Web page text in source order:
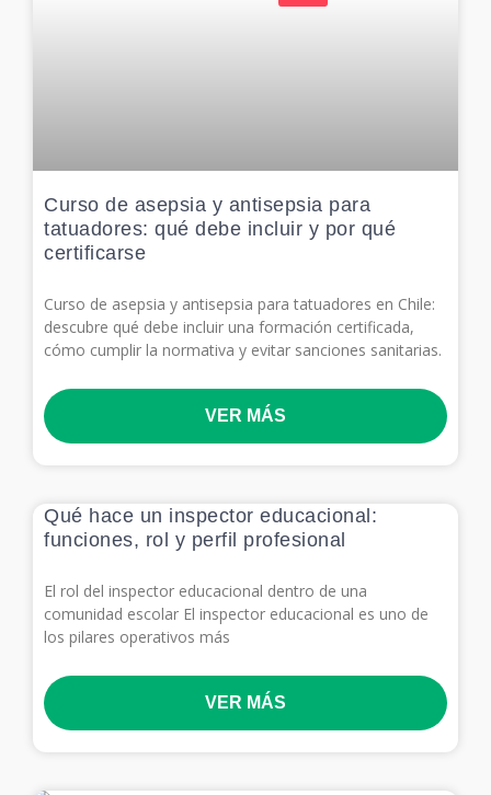
Curso de asepsia y antisepsia para
tatuadores: qué debe incluir y por qué
certificarse
Curso de asepsia y antisepsia para tatuadores en Chile:
descubre qué debe incluir una formación certificada,
cómo cumplir la normativa y evitar sanciones sanitarias.
VER MÁS
Qué hace un inspector educacional:
funciones, rol y perfil profesional
El rol del inspector educacional dentro de una
comunidad escolar El inspector educacional es uno de
los pilares operativos más
VER MÁS